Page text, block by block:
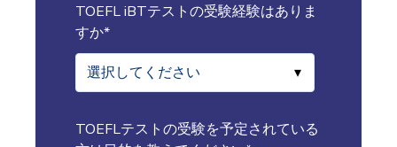
TOEFL iBTテストの受験経験はありま
すか*
TOEFLテストの受験を予定されている